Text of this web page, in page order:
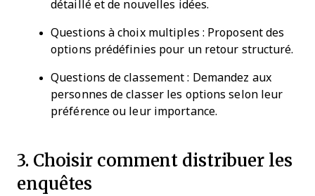
détaillé et de nouvelles idées.
Questions à choix multiples : Proposent des
options prédéfinies pour un retour structuré.
Questions de classement : Demandez aux
personnes de classer les options selon leur
préférence ou leur importance.
3. Choisir comment distribuer les
enquêtes